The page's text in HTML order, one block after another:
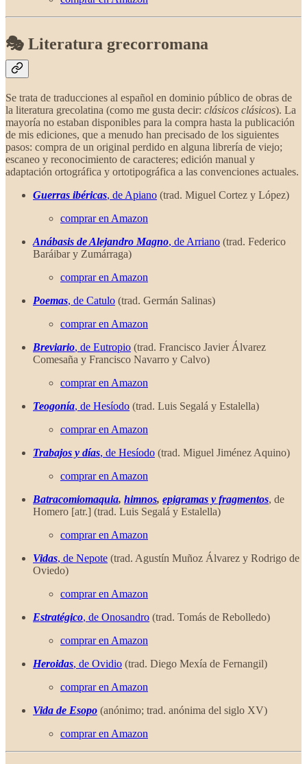
🎭 Literatura grecorromana
Se trata de traducciones al español en dominio público de obras de
la literatura grecolatina (como me gusta decir: clásicos clásicos). La
mayoría no estaban disponibles para la compra hasta la publicación
de mis ediciones, que a menudo han precisado de los siguientes
pasos: compra de un original perdido en alguna librería de viejo;
escaneo y reconocimiento de caracteres; edición manual y
adaptación ortográfica y ortotipográfica a las convenciones actuales.
Guerras ibéricas, de Apiano (trad. Miguel Cortez y López)
comprar en Amazon
Anábasis de Alejandro Magno, de Arriano (trad. Federico
Baráibar y Zumárraga)
comprar en Amazon
Poemas, de Catulo (trad. Germán Salinas)
comprar en Amazon
Breviario, de Eutropio (trad. Francisco Javier Álvarez
Comesaña y Francisco Navarro y Calvo)
comprar en Amazon
Teogonía, de Hesíodo (trad. Luis Segalá y Estalella)
comprar en Amazon
Trabajos y días, de Hesíodo (trad. Miguel Jiménez Aquino)
comprar en Amazon
Batracomiomaquia, himnos, epigramas y fragmentos, de
Homero [atr.] (trad. Luis Segalá y Estalella)
comprar en Amazon
Vidas, de Nepote (trad. Agustín Muñoz Álvarez y Rodrigo de
Oviedo)
comprar en Amazon
Estratégico, de Onosandro (trad. Tomás de Rebolledo)
comprar en Amazon
Heroidas, de Ovidio (trad. Diego Mexía de Fernangil)
comprar en Amazon
Vida de Esopo (anónimo; trad. anónima del siglo XV)
comprar en Amazon